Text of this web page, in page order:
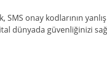
onay kodlarının
dünyada güvenliğinizi